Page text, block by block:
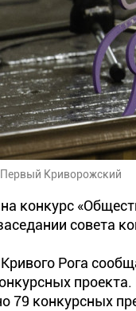
Криворожский
конкурс
совета
Рога
79 конкурсных